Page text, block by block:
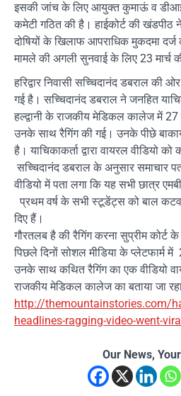
इसकी जांच के लिए आयुक्त कुमाऊं व
कमेटी गठित की है। हाईकोर्ट की खंडपीठ
दोषियों के खिलाफ आपराधिक मुकदमा
मामले की अगली सुनवाई के लिए 23 मार्च
हरिद्वार निवासी सच्चिदानंद डबराल की
गई है। सच्चिदानंद डबराल ने जनहित
हल्द्वानी के राजकीय मेडिकल कालेज में
उनके साथ रैगिंग की गई। उनके पीछे
है। याचिकाकर्ता द्वारा वायरल वीडियो को
सच्चिदानंद डबराल के अनुसार समाचार
वीडियो में पता लगा कि यह सभी छात्र
प्रथम वर्ष के सभी स्टूडेंट्स को बाल
दिए हैं।
गौरतलब है कीरैगिंग करना सुप्रीम कोर्ट के
पिछले दिनों सोशल मीडिया के प्लेटफार्म में
उनके साथ कथित रैगिंग का एक वीडियो
राजकीय मेडिकल कालेज का बताया जा
http://themountainstories.com/
headlines-ragging-video-went-
Our News,